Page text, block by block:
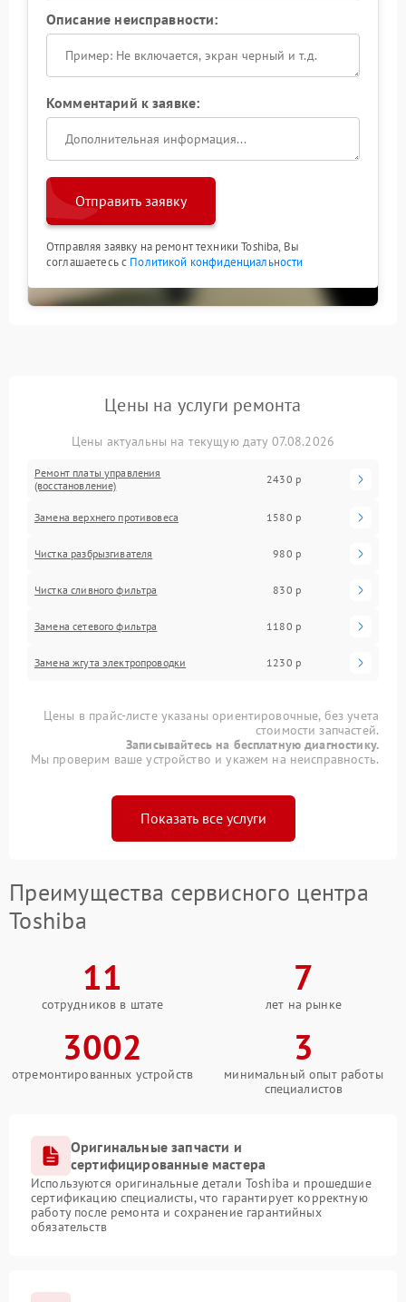
Описание неисправности:
Комментарий к заявке:
Отправить заявку
Отправляя заявку на ремонт техники Toshiba, Вы
соглашаетесь с Политикой конфиденциальности
Цены на услуги ремонта
Цены актуальны на текущую дату 07.08.2026
Ремонт платы управления
(восстановление)
2430 р
Замена верхнего противовеса 1580 р
Чистка разбрызгивателя 980 р
Чистка сливного фильтра 830 р
Замена сетевого фильтра 1180 р
Замена жгута электропроводки 1230 р
Цены в прайс-листе указаны ориентировочные, без учета
стоимости запчастей.
Записывайтесь на бесплатную диагностику.
Мы проверим ваше устройство и укажем на неисправность.
Показать все услуги
Преимущества сервисного центра
Toshiba
11
сотрудников в штате
7
лет на рынке
3002
отремонтированных устройств
3
минимальный опыт работы
специалистов
Оригинальные запчасти и
сертифицированные мастера
Используются оригинальные детали Toshiba и прошедшие
сертификацию специалисты, что гарантирует корректную
работу после ремонта и сохранение гарантийных
обязательств